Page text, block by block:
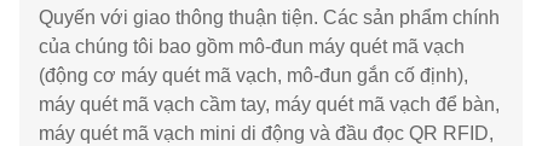
Quyến với giao thông thuận tiện. Các sản phẩm chính
của chúng tôi bao gồm mô-đun máy quét mã vạch
(động cơ máy quét mã vạch, mô-đun gắn cố định),
máy quét mã vạch cầm tay, máy quét mã vạch để bàn,
máy quét mã vạch mini di động và đầu đọc QR RFID,